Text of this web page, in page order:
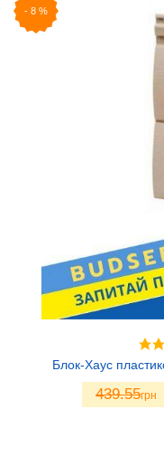
- 8 %
Блок-Хаус
439.55грн